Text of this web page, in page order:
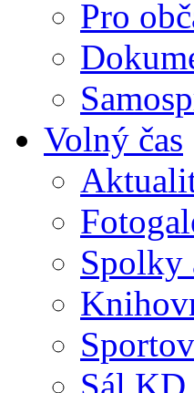
Pro
Volný čas
Spolky
Sál KD